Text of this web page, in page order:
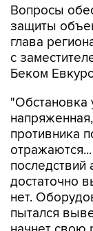
Вопросы
защиты
глава
с
Беком
"Обстановка
противника
последствий
достаточно
нет.
пытался